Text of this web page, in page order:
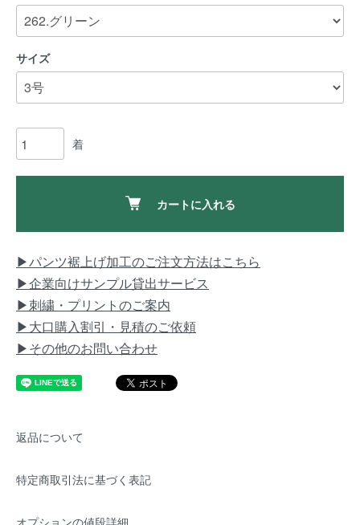
サイズ
着
カートに入れる
▶パンツ裾上げ加工のご注文方法はこちら
▶企業向けサンプル貸出サービス
▶刺繍・プリントのご案内
▶大口購入割引・見積のご依頼
▶その他のお問い合わせ
返品について
特定商取引法に基づく表記
オプションの値段詳細